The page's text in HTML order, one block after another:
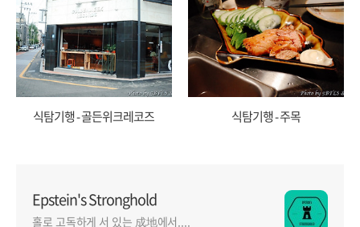
식탐기행 - 골든위크레코즈 식탐기행 - 주목
Epstein's Stronghold
홀로 고독하게 서 있는 成地에서....